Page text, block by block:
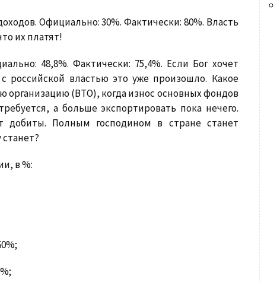
. Официально: 30%. Фактически: 80%. Власть
их платят!
48,8%. Фактически: 75,4%. Если Бог хочет
российской властью это уже произошло. Какое
(ВТО), когда износ основных фондов
а больше экспортировать пока нечего.
добиты. Полным господином в стране станет
в %: